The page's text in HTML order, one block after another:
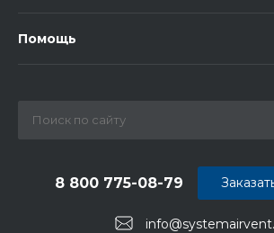
Помощь
8 800 775-08-79